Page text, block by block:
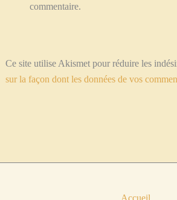
commentaire.
Ce site utilise Akismet pour réduire les
sur la façon dont les données de vos
Accueil